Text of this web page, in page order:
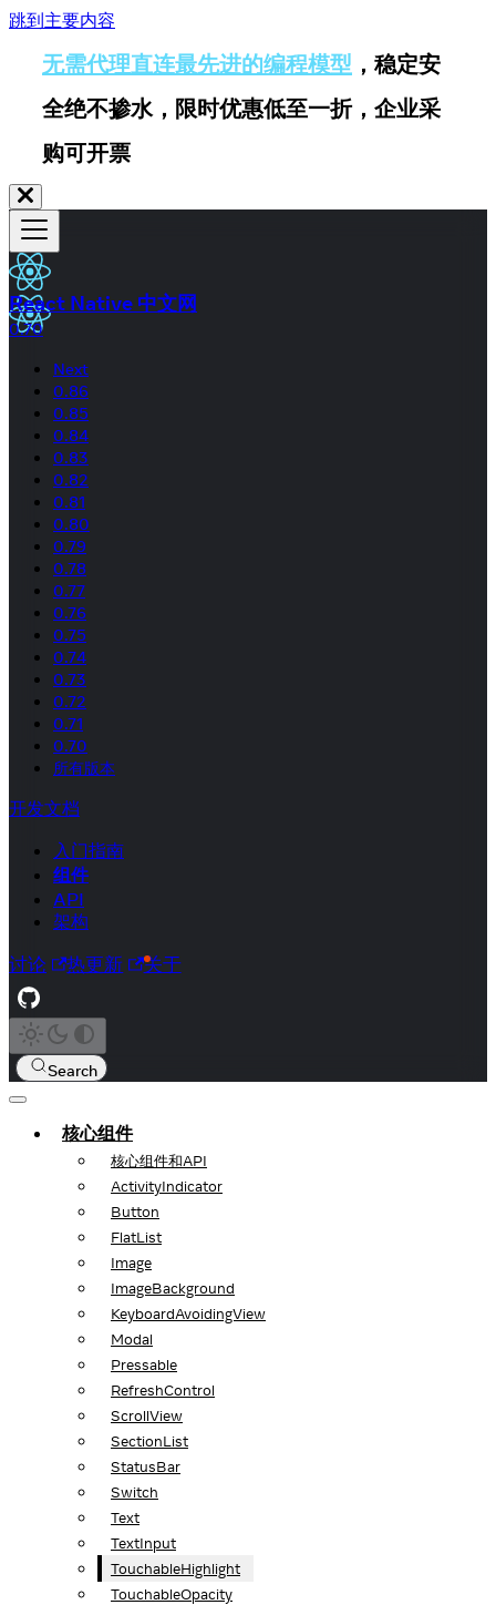
跳到主要内容
无需代理直连最先进的编程模型 ，稳定安
全绝不掺水，限时优惠低至一折，企业采
购可开票
React Native 中文网
0.70
Next
0.86
0.85
0.84
0.83
0.82
0.81
0.80
0.79
0.78
0.77
0.76
0.75
0.74
0.73
0.72
0.71
0.70
所有版本
开发文档
入门指南
组件
API
架构
讨论 热更新 关于
Search
核心组件
核心组件和API
ActivityIndicator
Button
FlatList
Image
ImageBackground
KeyboardAvoidingView
Modal
Pressable
RefreshControl
ScrollView
SectionList
StatusBar
Switch
Text
TextInput
TouchableHighlight
TouchableOpacity